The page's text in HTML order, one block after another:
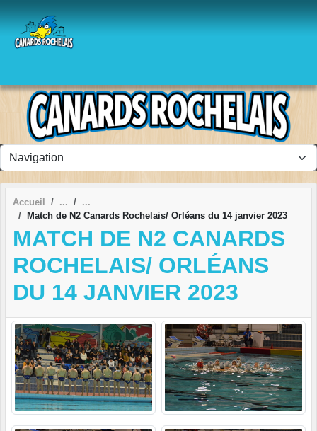
Accueil
Match de N2 Canards Rochelais/ Orléans du 14 janvier 2023
MATCH DE N2 CANARDS
ROCHELAIS/ ORLÉANS
DU 14 JANVIER 2023